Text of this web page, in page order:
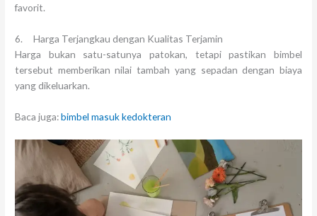
favorit.
6. Harga Terjangkau dengan Kualitas Terjamin
Harga bukan satu-satunya patokan, tetapi pastikan bimbel
tersebut memberikan nilai tambah yang sepadan dengan biaya
yang dikeluarkan.
Baca juga:bimbel masuk kedokteran